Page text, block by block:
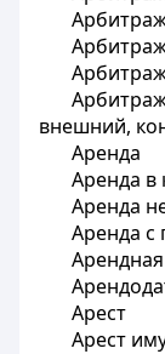
внешний,
Аренда
Аренда в
Аренда
Аренда
Арест
Арест